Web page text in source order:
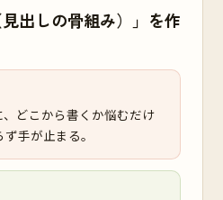
出しの骨組み）」を作
どこから書くか悩むだけ
手が止まる。